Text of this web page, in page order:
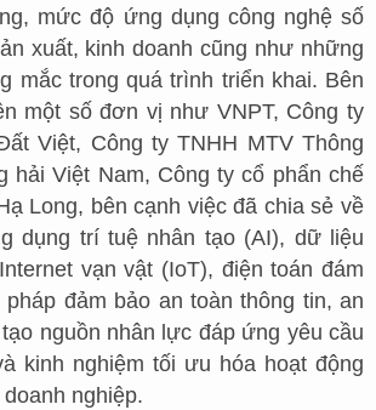
mức độ ứng dụng công nghệ số
xuất, kinh doanh cũng như những
mắc trong quá trình triển khai. Bên
một số đơn vị như VNPT, Công ty
Việt, Công ty TNHH MTV Thông
hải Việt Nam, Công ty cổ phẩn chế
Long, bên cạnh việc đã chia sẻ về
dụng trí tuệ nhân tạo (AI), dữ liệu
vạn vật (IoT), điện toán đám
đảm bảo an toàn thông tin, an
nguồn nhân lực đáp ứng yêu cầu
kinh nghiệm tối ưu hóa hoạt động
nghiệp.